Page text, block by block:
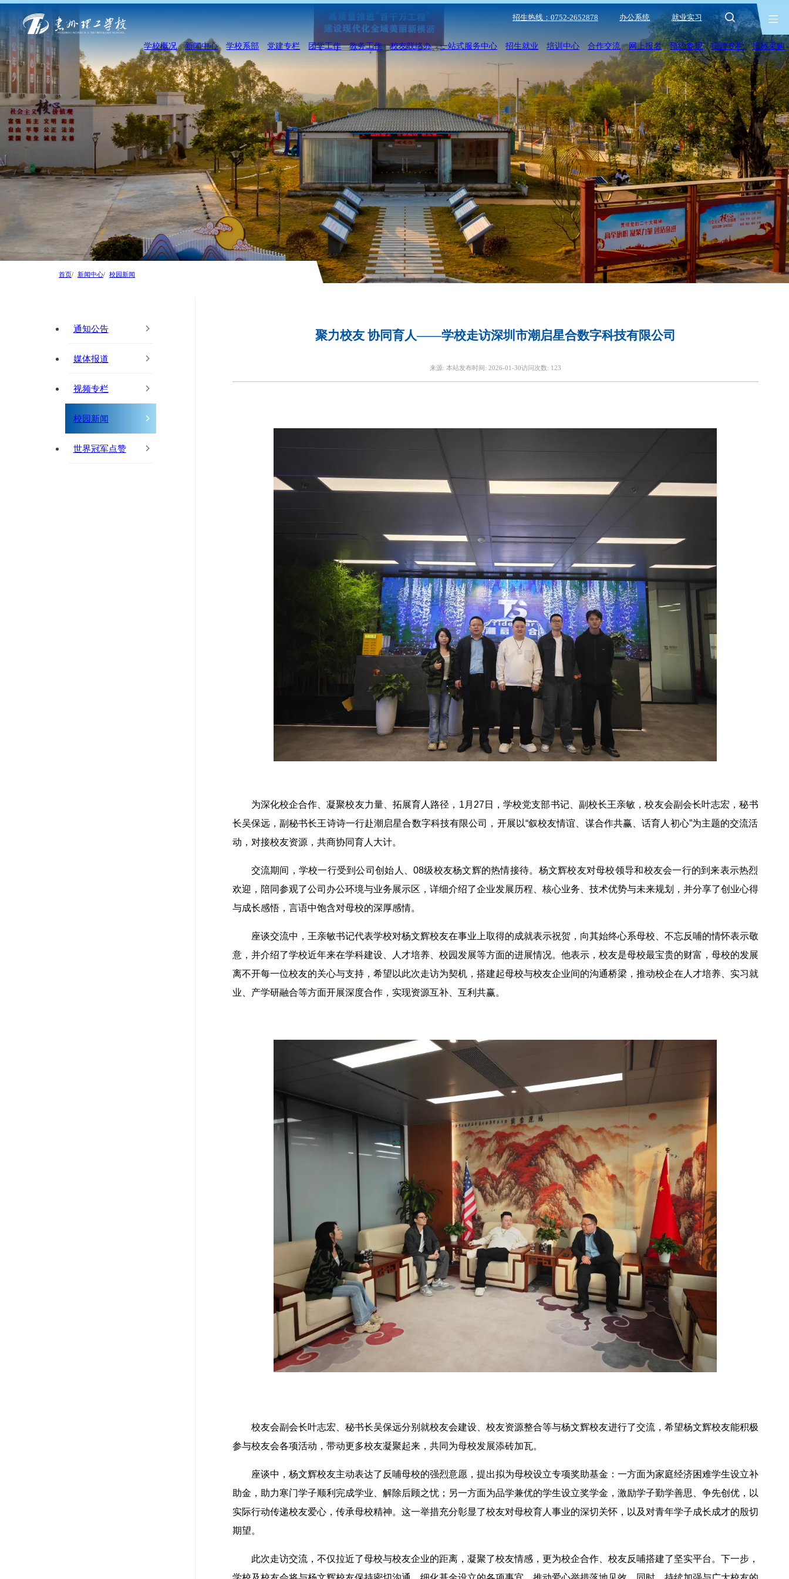
招生热线：0752-2652878 办公系统 就业实习
学校概况 新闻中心 学校系部 党建专栏 团学工作 教务工作 校友联络办 一站式服务中心 招生就业 培训中心 合作交流 网上报名 预约参观 招聘专栏 招标采购
首页 新闻中心 校园新闻
通知公告
媒体报道
视频专栏
校园新闻
世界冠军点赞
聚力校友 协同育人——学校走访深圳市潮启星合数字科技有限公司
来源: 本站发布时间: 2026-01-30访问次数: 123
为深化校企合作、凝聚校友力量、拓展育人路径，1月27日，学校党支部书记、副校长王亲敏，校友会副会长叶志宏，秘书
长吴保远，副秘书长王诗诗一行赴潮启星合数字科技有限公司，开展以“叙校友情谊、谋合作共赢、话育人初心”为主题的交流活
动，对接校友资源，共商协同育人大计。
交流期间，学校一行受到公司创始人、08级校友杨文辉的热情接待。杨文辉校友对母校领导和校友会一行的到来表示热烈
欢迎，陪同参观了公司办公环境与业务展示区，详细介绍了企业发展历程、核心业务、技术优势与未来规划，并分享了创业心得
与成长感悟，言语中饱含对母校的深厚感情。
座谈交流中，王亲敏书记代表学校对杨文辉校友在事业上取得的成就表示祝贺，向其始终心系母校、不忘反哺的情怀表示敬
意，并介绍了学校近年来在学科建设、人才培养、校园发展等方面的进展情况。他表示，校友是母校最宝贵的财富，母校的发展
离不开每一位校友的关心与支持，希望以此次走访为契机，搭建起母校与校友企业间的沟通桥梁，推动校企在人才培养、实习就
业、产学研融合等方面开展深度合作，实现资源互补、互利共赢。
校友会副会长叶志宏、秘书长吴保远分别就校友会建设、校友资源整合等与杨文辉校友进行了交流，希望杨文辉校友能积极
参与校友会各项活动，带动更多校友凝聚起来，共同为母校发展添砖加瓦。
座谈中，杨文辉校友主动表达了反哺母校的强烈意愿，提出拟为母校设立专项奖助基金：一方面为家庭经济困难学生设立补
助金，助力寒门学子顺利完成学业、解除后顾之忧；另一方面为品学兼优的学生设立奖学金，激励学子勤学善思、争先创优，以
实际行动传递校友爱心，传承母校精神。这一举措充分彰显了校友对母校育人事业的深切关怀，以及对青年学子成长成才的殷切
期望。
此次走访交流，不仅拉近了母校与校友企业的距离，凝聚了校友情感，更为校企合作、校友反哺搭建了坚实平台。下一步，